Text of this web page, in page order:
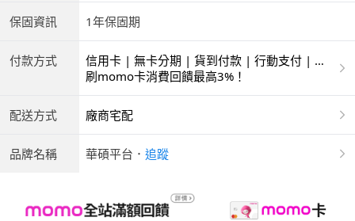
保固資訊 1年保固期
付款方式
信用卡 | 無卡分期 | 貨到付款 | 行動支付 | 銀
聯卡
刷momo卡消費回饋最高3%！
配送方式 廠商宅配
品牌名稱 華碩平台 ． 追蹤